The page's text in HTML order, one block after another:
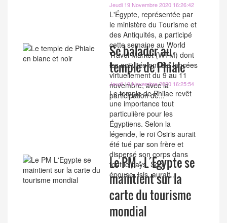
Jeudi 19 Novembre 2020 16:26:42
L'Égypte, représentée par
le ministère du Tourisme et
des Antiquités, a participé
cette semaine au World
Travel Market (WTM) dont
les activités ont été lancées
virtuellement du 9 au 11
novembre, avec la
participation de...
Se balader au
temple de Phiale
Jeudi 19 Novembre 2020 16:25:54
Le temple de Philae revêt
une importance tout
particulière pour les
Égyptiens. Selon la
légende, le roi Osiris aurait
été tué par son frère et
dispersé son corps dans
tout le pays. Son
épouse, Isis, aurait...
Le PM : L´Egypte se
maintient sur la
carte du tourisme
mondial